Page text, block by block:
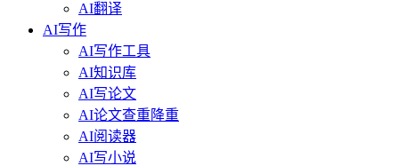
AI翻译
AI写作
AI写作工具
AI知识库
AI写论文
AI论文查重降重
AI阅读器
AI写小说